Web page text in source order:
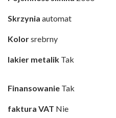
Skrzynia automat
Kolorsrebrny
lakier metalik Tak
Finansowanie Tak
faktura VAT Nie